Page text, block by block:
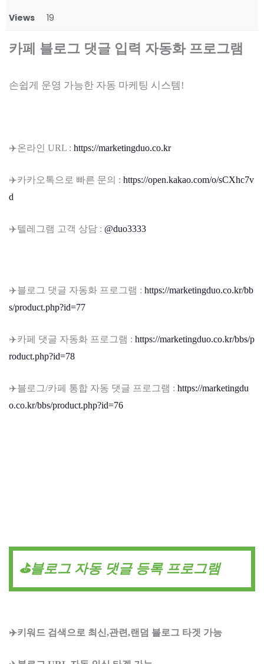
Views 19
카페 블로그 댓글 입력 자동화 프로그램
손쉽게 운영 가능한 자동 마케팅 시스템!
✈️온라인 URL : https://marketingduo.co.kr
✈️카카오톡으로 빠른 문의 : https://open.kakao.com/o/sCXhc7v
d
✈️텔레그램 고객 상담 : @duo3333
✈️블로그 댓글 자동화 프로그램 : https://marketingduo.co.kr/bb
s/product.php?id=77
✈️카페 댓글 자동화 프로그램 : https://marketingduo.co.kr/bbs/p
roduct.php?id=78
✈️블로그/카페 통합 자동 댓글 프로그램 : https://marketingdu
o.co.kr/bbs/product.php?id=76
⛳블로그 자동 댓글 등록 프로그램
✈️키워드 검색으로 최신,관련,랜덤 블로그 타겟 가능